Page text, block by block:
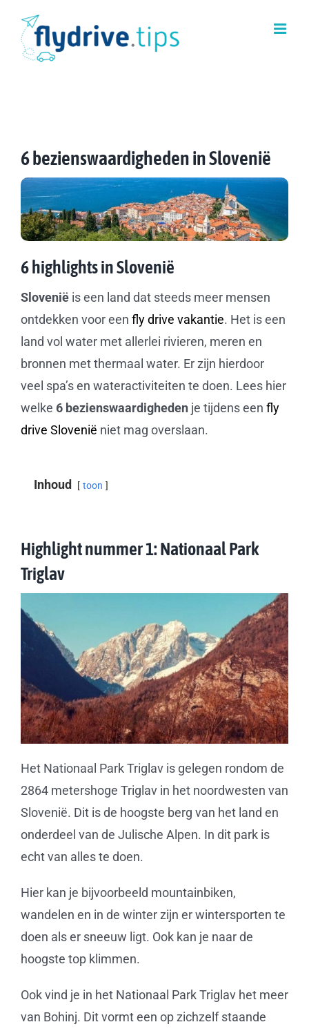
naar
inhoud
6 bezienswaardigheden in Slovenië
6 highlights in Slovenië
Sloveniëis een land dat steeds meer mensen
ontdekken voor een fly drive vakantie. Het is een
land vol water met allerlei rivieren, meren en
bronnen met thermaal water. Er zijn hierdoor
veel spa’s en wateractiviteiten te doen. Lees hier
welke 6 bezienswaardighedenje tijdens een fly
drive Slovenië niet mag overslaan.
Inhoud toon
Highlight nummer 1: Nationaal Park
Triglav
Het Nationaal Park Triglav is gelegen rondom de
2864 metershoge Triglav in het noordwesten van
Slovenië. Dit is de hoogste berg van het land en
onderdeel van de Julische Alpen. In dit park is
echt van alles te doen.
Hier kan je bijvoorbeeld mountainbiken,
wandelen en in de winter zijn er wintersporten te
doen als er sneeuw ligt. Ook kan je naar de
hoogste top klimmen.
Ook vind je in het Nationaal Park Triglav het meer
van Bohinj. Dit vormt een op zichzelf staande